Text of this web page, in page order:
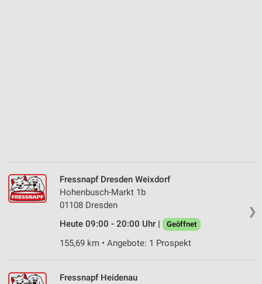
❯
Fressnapf Dresden Weixdorf
Hohenbusch-Markt 1b
01108 Dresden
Heute 09:00 - 20:00 Uhr |
Geöffnet
155,69 km • Angebote: 1 Prospekt
Fressnapf Heidenau